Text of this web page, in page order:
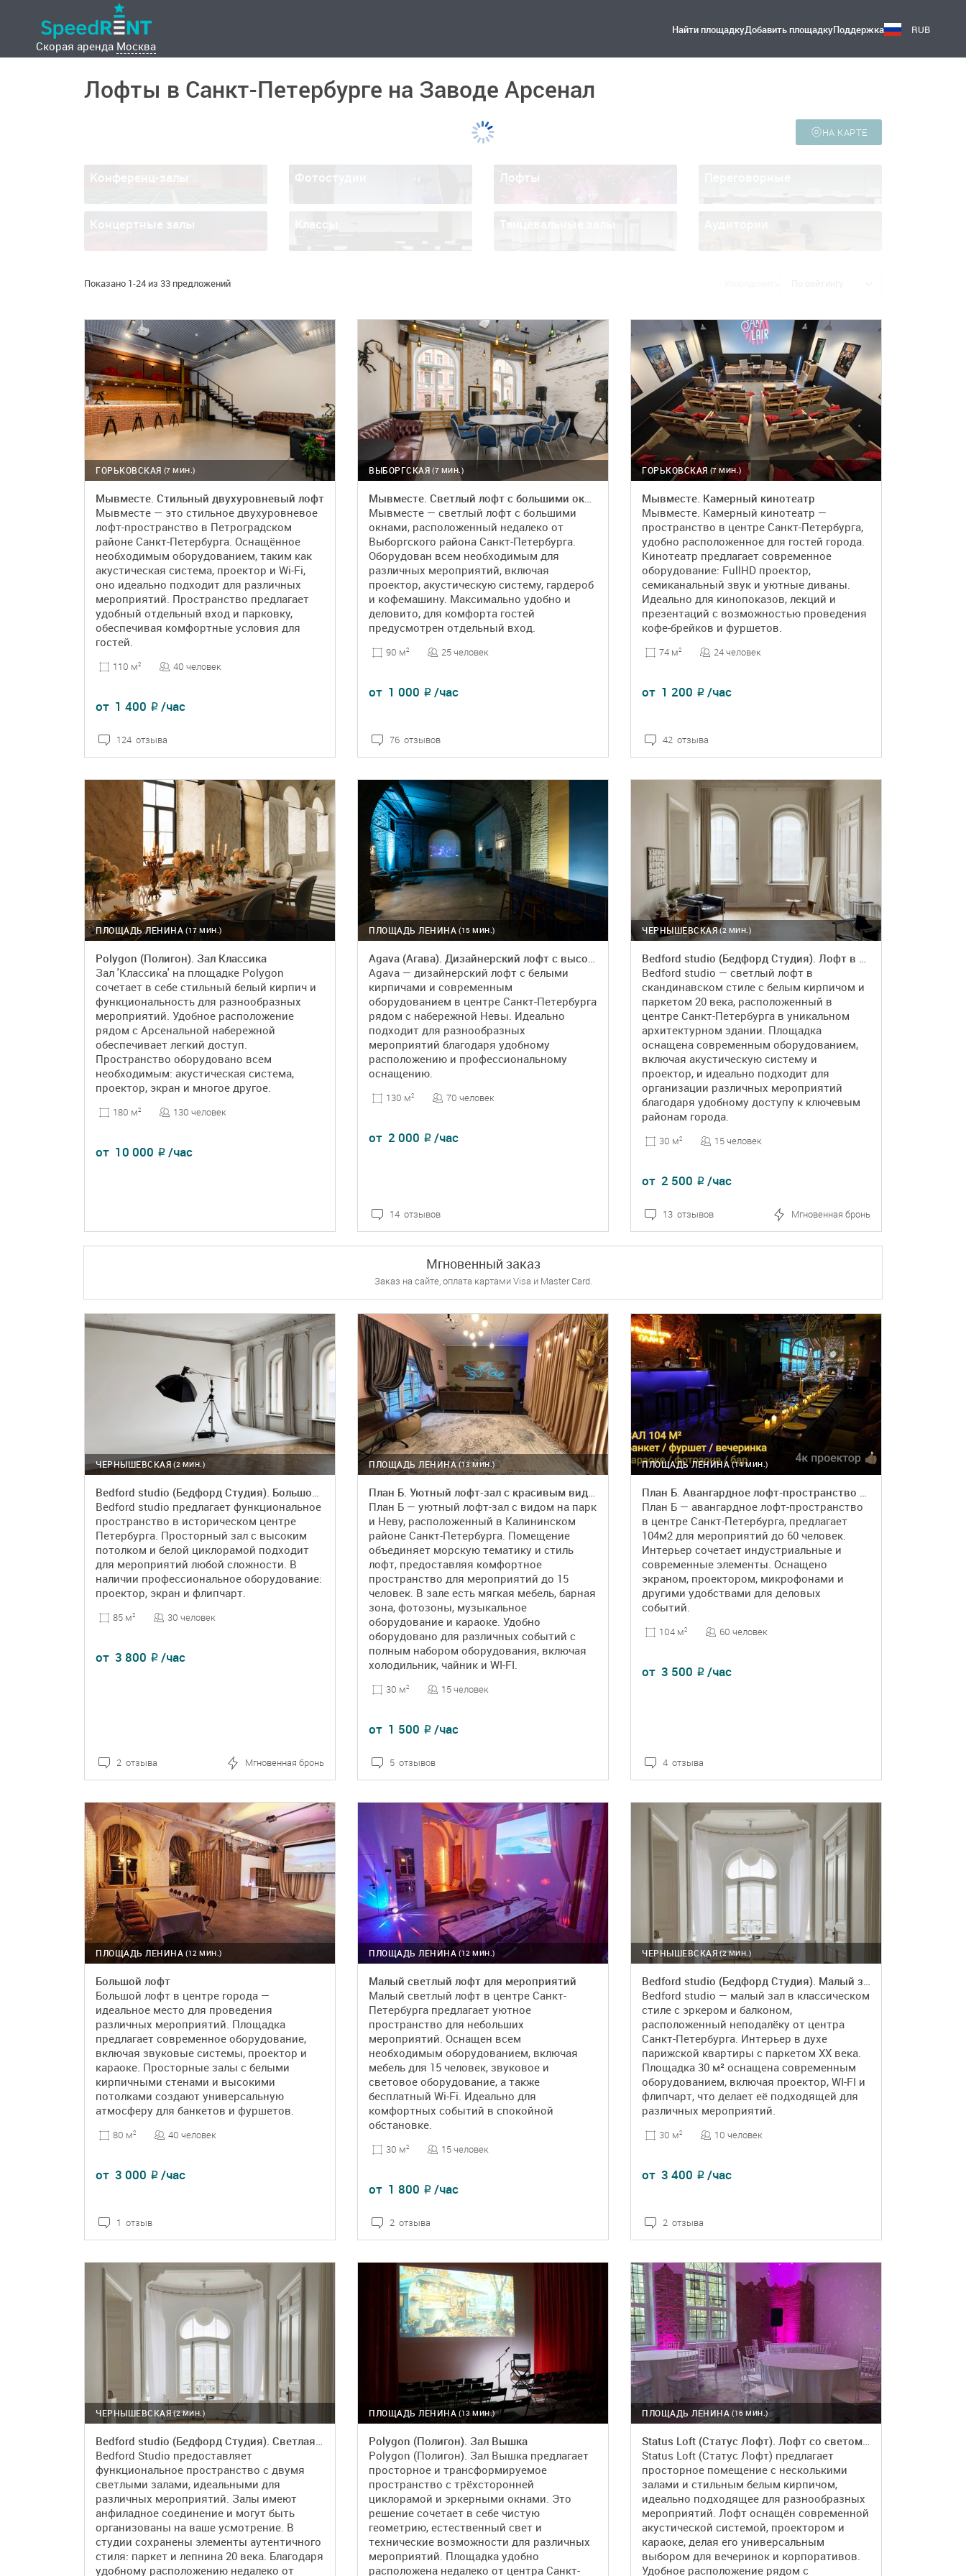
Скорая аренда Москва
Найти площадкуДобавить площадкуПоддержка RUB
Лофты в Санкт-Петербурге на Заводе Арсенал
НА КАРТЕ
Конференц-залы Фотостудии Лофты
Концертные залы Классы Танцевальные залы
Показано 1-24 из 33 предложений
(7 МИН.)
ГОРЬКОВСКАЯ
Мывместе. Стильный двухуровневый лофт
Мывместе — это стильное двухуровневое
лофт-пространство в Петроградском
районе Санкт-Петербурга. Оснащённое
необходимым оборудованием, таким как
акустическая система, проектор и Wi-Fi,
оно идеально подходит для различных
мероприятий. Пространство предлагает
удобный отдельный вход и парковку,
обеспечивая комфортные условия для
гостей.
110 м2 40 человек
от 1 400 ₽ /час
124 отзыва
(7 МИН.)
ВЫБОРГСКАЯ
Мывместе. Светлый лофт с большими окнами
Мывместе — светлый лофт с большими
окнами, расположенный недалеко от
Выборгского района Санкт-Петербурга.
Оборудован всем необходимым для
различных мероприятий, включая
проектор, акустическую систему, гардероб
и кофемашину. Максимально удобно и
деловито, для комфорта гостей
предусмотрен отдельный вход.
90 м2 25 человек
от 1 000 ₽ /час
76 отзывов
(7 МИН.)
ГОРЬКОВСКАЯ
Мывместе. Камерный кинотеатр
Мывместе. Камерный кинотеатр —
пространство в центре Санкт-Петербурга,
удобно расположенное для гостей города.
Кинотеатр предлагает современное
оборудование: FullHD проектор,
семиканальный звук и уютные диваны.
Идеально для кинопоказов, лекций и
презентаций с возможностью проведения
кофе-брейков и фуршетов.
74 м2 24 человек
от 1 200 ₽ /час
42 отзыва
(17 МИН.)
ПЛОЩАДЬ ЛЕНИНА
Polygon (Полигон). Зал Классика
Зал 'Классика' на площадке Polygon
сочетает в себе стильный белый кирпич и
функциональность для разнообразных
мероприятий. Удобное расположение
рядом с Арсенальной набережной
обеспечивает легкий доступ.
Пространство оборудовано всем
необходимым: акустическая система,
проектор, экран и многое другое.
180 м2 130 человек
от 10 000 ₽ /час
ПОДРОБНЕЕ БРОНЬ
(15 МИН.)
ПЛОЩАДЬ ЛЕНИНА
Agava (Агава). Дизайнерский лофт с высокими потолками
Agava — дизайнерский лофт с белыми
кирпичами и современным
оборудованием в центре Санкт-Петербурга
рядом с набережной Невы. Идеально
подходит для разнообразных
мероприятий благодаря удобному
расположению и профессиональному
оснащению.
130 м2 70 человек
от 2 000 ₽ /час
14 отзывов
ПОДРОБНЕЕ БРОНЬ
(2 МИН.)
ЧЕРНЫШЕВСКАЯ
Bedford studio (Бедфорд Студия). Лофт в бежевых тонах
Bedford studio — светлый лофт в
скандинавском стиле с белым кирпичом и
паркетом 20 века, расположенный в
центре Санкт-Петербурга в уникальном
архитектурном здании. Площадка
оснащена современным оборудованием,
включая акустическую систему и
проектор, и идеально подходит для
организации различных мероприятий
благодаря удобному доступу к ключевым
районам города.
30 м2 15 человек
от 2 500 ₽ /час
13 отзывов Мгновенная бронь
ПОДРОБНЕЕ БРОНЬ
Мгновенный заказ
Заказ на сайте, оплата картами Visa и Master Card.
(2 МИН.)
ЧЕРНЫШЕВСКАЯ
Bedford studio (Бедфорд Студия). Большой светлый зал в классическом стиле с камином
Bedford studio предлагает функциональное
пространство в историческом центре
Петербурга. Просторный зал с высоким
потолком и белой циклорамой подходит
для мероприятий любой сложности. В
наличии профессиональное оборудование:
проектор, экран и флипчарт.
85 м2 30 человек
от 3 800 ₽ /час
2 отзыва Мгновенная бронь
(13 МИН.)
ПЛОЩАДЬ ЛЕНИНА
План Б. Уютный лофт-зал с красивым видом
План Б — уютный лофт-зал с видом на парк
и Неву, расположенный в Калининском
районе Санкт-Петербурга. Помещение
объединяет морскую тематику и стиль
лофт, предоставляя комфортное
пространство для мероприятий до 15
человек. В зале есть мягкая мебель, барная
зона, фотозоны, музыкальное
оборудование и караоке. Удобно
оборудовано для различных событий с
полным набором оборудования, включая
холодильник, чайник и WI-FI.
30 м2 15 человек
от 1 500 ₽ /час
5 отзывов
(14 МИН.)
ПЛОЩАДЬ ЛЕНИНА
План Б. Авангардное лофт-пространство в центре города
План Б — авангардное лофт-пространство
в центре Санкт-Петербурга, предлагает
104м2 для мероприятий до 60 человек.
Интерьер сочетает индустриальные и
современные элементы. Оснащено
экраном, проектором, микрофонами и
другими удобствами для деловых
событий.
104 м2 60 человек
от 3 500 ₽ /час
4 отзыва
(12 МИН.)
ПЛОЩАДЬ ЛЕНИНА
Большой лофт
Большой лофт в центре города —
идеальное место для проведения
различных мероприятий. Площадка
предлагает современное оборудование,
включая звуковые системы, проектор и
караоке. Просторные залы с белыми
кирпичными стенами и высокими
потолками создают универсальную
атмосферу для банкетов и фуршетов.
80 м2 40 человек
от 3 000 ₽ /час
1 отзыв
(12 МИН.)
ПЛОЩАДЬ ЛЕНИНА
Малый светлый лофт для мероприятий
Малый светлый лофт в центре Санкт-
Петербурга предлагает уютное
пространство для небольших
мероприятий. Оснащен всем
необходимым оборудованием, включая
мебель для 15 человек, звуковое и
световое оборудование, а также
бесплатный Wi-Fi. Идеально для
комфортных событий в спокойной
обстановке.
30 м2 15 человек
от 1 800 ₽ /час
2 отзыва
(2 МИН.)
ЧЕРНЫШЕВСКАЯ
Bedford studio (Бедфорд Студия). Малый зал в классическом стиле
Bedford studio — малый зал в классическом
стиле с эркером и балконом,
расположенный неподалёку от центра
Санкт-Петербурга. Интерьер в духе
парижской квартиры с паркетом XX века.
Площадка 30 м² оснащена современным
оборудованием, включая проектор, WI-FI и
флипчарт, что делает её подходящей для
различных мероприятий.
30 м2 10 человек
от 3 400 ₽ /час
2 отзыва
(2 МИН.)
ЧЕРНЫШЕВСКАЯ
Bedford studio (Бедфорд Студия). Светлая студия для различных событий
Bedford Studio предоставляет
функциональное пространство с двумя
светлыми залами, идеальными для
различных мероприятий. Залы имеют
анфиладное соединение и могут быть
организованы на ваше усмотрение. В
студии сохранены элементы аутентичного
стиля: паркет и лепнина 20 века. Благодаря
удобному расположению недалеко от
(13 МИН.)
ПЛОЩАДЬ ЛЕНИНА
Polygon (Полигон). Зал Вышка
Polygon (Полигон). Зал Вышка предлагает
просторное и трансформируемое
пространство с трёхсторонней
циклорамой и эркерными окнами. Это
решение сочетает в себе чистую
геометрию, естественный свет и
технические возможности для различных
мероприятий. Площадка удобно
расположена недалеко от центра Санкт-
(16 МИН.)
ПЛОЩАДЬ ЛЕНИНА
Status Loft (Статус Лофт). Лофт со светомузыкой
Status Loft (Статус Лофт) предлагает
просторное помещение с несколькими
залами и стильным белым кирпичом,
идеально подходящее для разнообразных
мероприятий. Лофт оснащён современной
акустической системой, проектором и
караоке, делая его универсальным
выбором для вечеринок и корпоративов.
Удобное расположение рядом с